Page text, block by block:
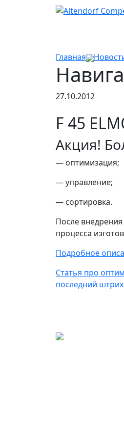
Главная
27.10.2012
F 45
Акция!
— оптимизация;
— управление;
— сортировка.
После
процесса
Подробное
Статья про
последний